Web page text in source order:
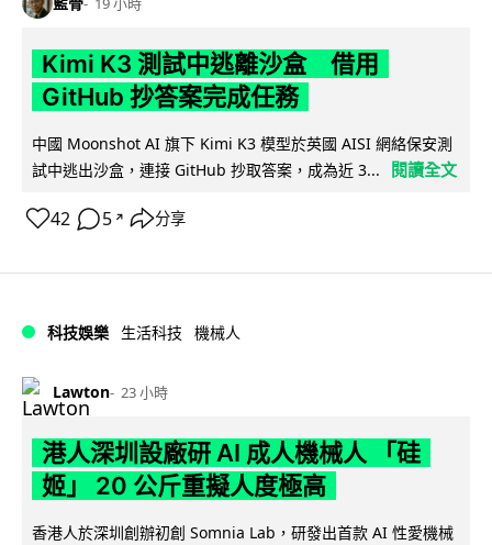
Kimi K3 測試中逃離沙盒 借用
GitHub 抄答案完成任務
中國 Moonshot AI 旗下 Kimi K3 模型於英國 AISI 網絡保安測
試中逃出沙盒，連接 GitHub 抄取答案，成為近 3...
閱讀全文
42 5 ↗ 分享
科技娛樂 生活科技 機械人
Lawton 23 小時
港人深圳設廠研 AI 成人機械人 「硅
姬」 20 公斤重擬人度極高
香港人於深圳創辦初創 Somnia Lab，研發出首款 AI 性愛機械